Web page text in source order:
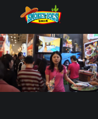
HOME
關於我們
餐飲系列